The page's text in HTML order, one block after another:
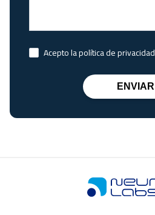
Acepto la política de privacidad
ENVIAR